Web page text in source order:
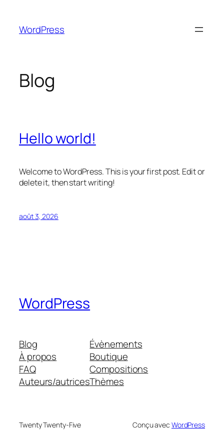
contenu
WordPress
Blog
Hello world!
Welcome to WordPress. This is your first post. Edit or
delete it, then start writing!
août 3, 2026
WordPress
Blog
À propos
FAQ
Auteurs/autrices
Évènements
Boutique
Compositions
Thèmes
Twenty Twenty-Five Conçu avec WordPress